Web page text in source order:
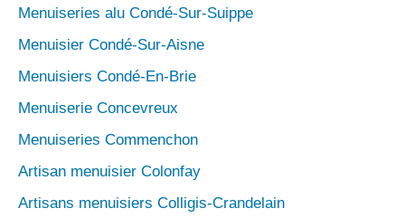
Menuiseries alu Condé-Sur-Suippe
Menuisier Condé-Sur-Aisne
Menuisiers Condé-En-Brie
Menuiserie Concevreux
Menuiseries Commenchon
Artisan menuisier Colonfay
Artisans menuisiers Colligis-Crandelain